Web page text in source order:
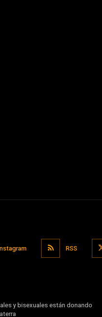
RSS
y bisexuales están donando